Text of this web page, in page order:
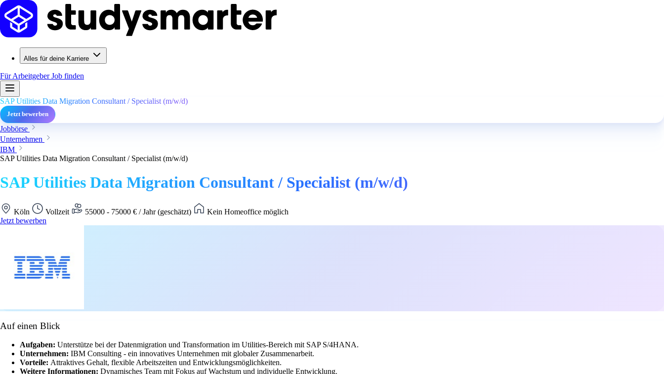
Alles für deine Karriere
Für ArbeitgeberJob finden
SAP Utilities Data Migration Consultant / Specialist (m/w/d)
Jetzt bewerben
Jobbörse
Unternehmen
IBM
SAP Utilities Data Migration Consultant / Specialist (m/w/d)
SAP Utilities Data Migration Consultant / Specialist (m/w/d)
Köln Vollzeit 55000 - 75000 € / Jahr (geschätzt)
Kein Homeoffice möglich
Jetzt bewerben
Auf einen Blick
Aufgaben: Unterstütze bei der Datenmigration und Transformation im Utilities-Bereich mit SAP S/4HANA.
Unternehmen: IBM Consulting - ein innovatives Unternehmen mit globaler Zusammenarbeit.
Vorteile: Attraktives Gehalt, flexible Arbeitszeiten und Entwicklungsmöglichkeiten.
Weitere Informationen: Dynamisches Team mit Fokus auf Wachstum und individuelle Entwicklung.